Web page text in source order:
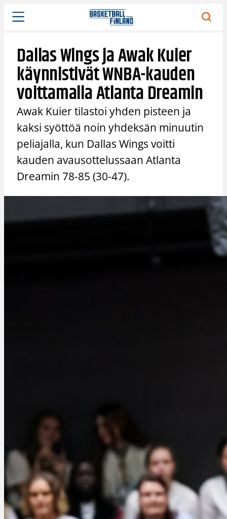
Siirry
sisältöön
Dallas Wings ja Awak Kuier
käynnistivät WNBA-kauden
voittamalla Atlanta Dreamin
Awak Kuier tilastoi yhden pisteen ja
kaksi syöttöä noin yhdeksän minuutin
peliajalla, kun Dallas Wings voitti
kauden avausottelussaan Atlanta
Dreamin 78-85 (30-47).